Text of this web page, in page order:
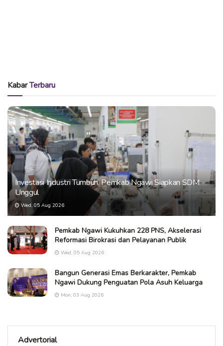
KabarTerbaru
Investasi Industri Tumbuh, Pemkab Ngawi Siapkan SDM
Unggul
Wed, 05 Aug 2026
Pemkab Ngawi Kukuhkan 228 PNS, Akselerasi
Reformasi Birokrasi dan Pelayanan Publik
Wed, 05 Aug 2026
Bangun Generasi Emas Berkarakter, Pemkab
Ngawi Dukung Penguatan Pola Asuh Keluarga
Mon, 03 Aug 2026
Advertorial